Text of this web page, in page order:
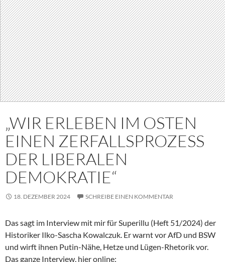
„WIR ERLEBEN IM OSTEN
EINEN ZERFALLSPROZESS
DER LIBERALEN
DEMOKRATIE“
18. DEZEMBER 2024 SCHREIBE EINEN KOMMENTAR
Das sagt im Interview mit mir für Superillu (Heft 51/2024) der
Historiker Ilko-Sascha Kowalczuk. Er warnt vor AfD und BSW
und wirft ihnen Putin-Nähe, Hetze und Lügen-Rhetorik vor.
Das ganze Interview, hier online: